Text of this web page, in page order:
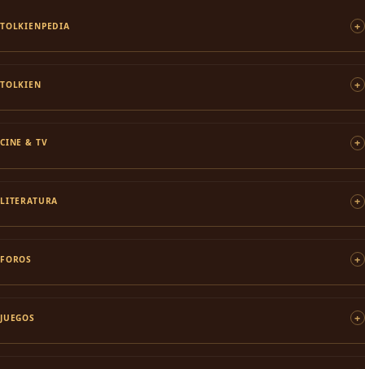
TOLKIENPEDIA
TOLKIEN
CINE & TV
LITERATURA
FOROS
JUEGOS